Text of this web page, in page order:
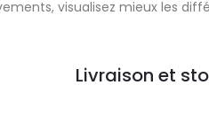
visualisez mieux les
Livraison et